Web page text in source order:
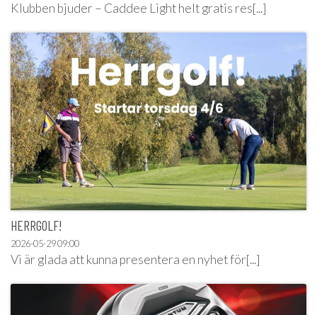
Klubben bjuder – Caddee Light helt gratis res[...]
HERRGOLF!
2026-05-2909:00
Vi är glada att kunna presentera en nyhet för[...]